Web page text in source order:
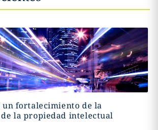
un fortalecimiento de la
la propiedad intelectual